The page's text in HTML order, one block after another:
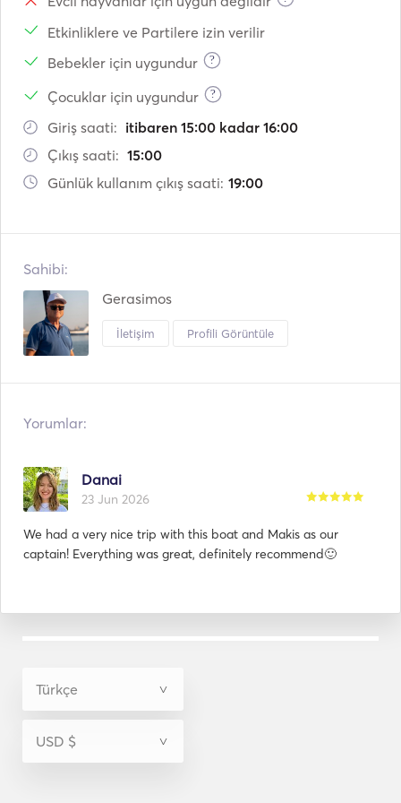
Etkinliklere ve Partilere izin verilir
Bebekler için uygundur
?
Çocuklar için uygundur ?
Giriş saati: itibaren 15:00 kadar 16:00
Çıkış saati: 15:00
Günlük kullanım çıkış saati: 19:00
Sahibi:
Gerasimos
İletişim Profili Görüntüle
Yorumlar:
Danai
23 Jun 2026
We had a very nice trip with this boat and Makis as our
captain! Everything was great, definitely recommend🙂